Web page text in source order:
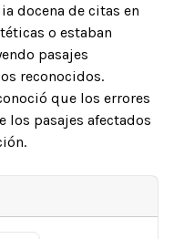
docena de citas en
o estaban
pasajes
reconocidos.
que los errores
los pasajes afectados